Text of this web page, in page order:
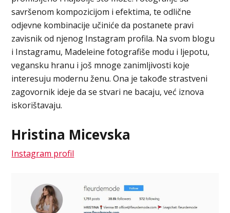
savršenom kompozicijom i efektima, te odlične
odjevne kombinacije učiniće da postanete pravi
zavisnik od njenog Instagram profila. Na svom blogu
i Instagramu, Madeleine fotografiše modu i ljepotu,
vegansku hranu i još mnoge zanimljivosti koje
interesuju modernu ženu. Ona je takođe strastveni
zagovornik ideje da se stvari ne bacaju, već iznova
iskorištavaju.
Hristina Micevska
Instagram profil